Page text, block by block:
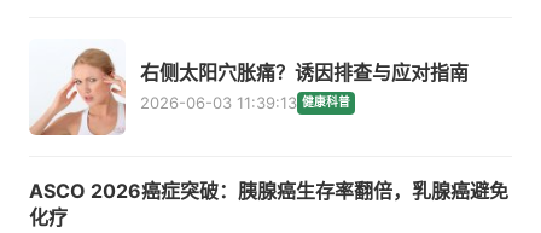
右侧太阳穴胀痛？诱因排查与应对指南
2026-06-03 11:39:13 健康科普
ASCO 2026癌症突破：胰腺癌生存率翻倍，乳腺癌避免
化疗